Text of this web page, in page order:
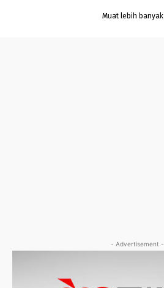
Muat lebih banyak
- Advertisement -